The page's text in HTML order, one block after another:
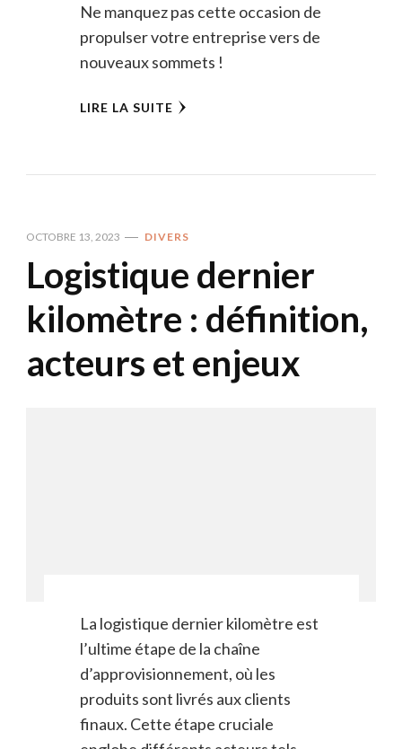
Ne manquez pas cette occasion de
propulser votre entreprise vers de
nouveaux sommets !
LIRE LA SUITE
OCTOBRE 13, 2023 DIVERS
Logistique dernier
kilomètre : définition,
acteurs et enjeux
La logistique dernier kilomètre est
l’ultime étape de la chaîne
d’approvisionnement, où les
produits sont livrés aux clients
finaux. Cette étape cruciale